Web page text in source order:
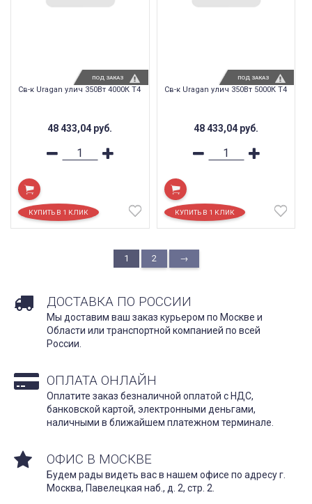
Св-к Uragan улич 350Вт 4000К T4
48 433,04 руб.
ПОД ЗАКАЗ
Св-к Uragan улич 350Вт 5000К T4
48 433,04 руб.
ПОД ЗАКАЗ
1 2 →
ДОСТАВКА ПО РОССИИ
Мы доставим ваш заказ курьером по Москве и
Области или транспортной компанией по всей
России.
ОПЛАТА ОНЛАЙН
Оплатите заказ безналичной оплатой с НДС,
банковской картой, электронными деньгами,
наличными в ближайшем платежном терминале.
ОФИС В МОСКВЕ
Будем рады видеть вас в нашем офисе по адресу г.
Москва, Павелецкая наб., д. 2, стр. 2.